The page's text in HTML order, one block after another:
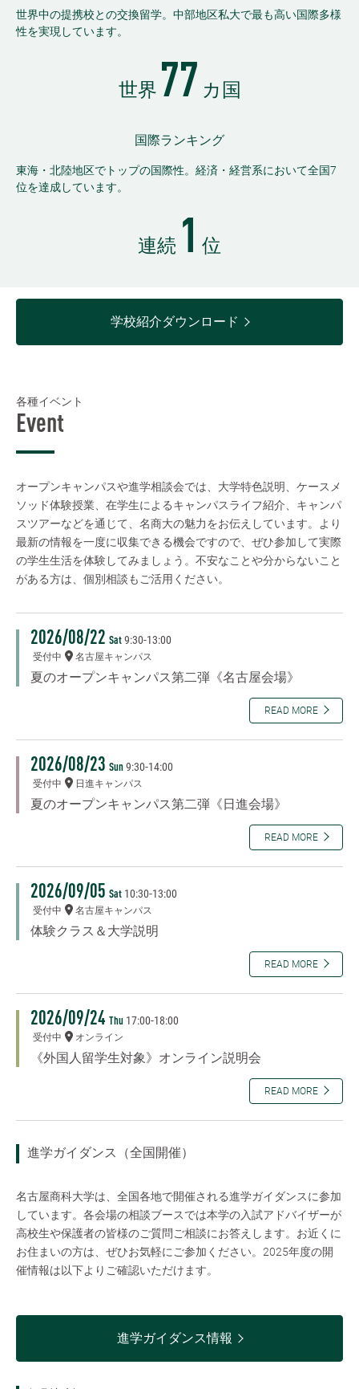
世界中の提携校との交換留学。中部地区私大で最も高い国際多様
性を実現しています。
世界 77 カ国
国際ランキング
東海・北陸地区でトップの国際性。経済・経営系において全国7
位を達成しています。
連続 1 位
学校紹介ダウンロード
各種イベント
Event
オープンキャンパスや進学相談会では、大学特色説明、ケースメ
ソッド体験授業、在学生によるキャンパスライフ紹介、キャンパ
スツアーなどを通じて、名商大の魅力をお伝えしています。より
最新の情報を一度に収集できる機会ですので、ぜひ参加して実際
の学生生活を体験してみましょう。不安なことや分からないこと
がある方は、個別相談もご活用ください。
2026/08/22 Sat 9:30-13:00
受付中 名古屋キャンパス
夏のオープンキャンパス第二弾《名古屋会場》
READ MORE
2026/08/23 Sun 9:30-14:00
受付中 日進キャンパス
夏のオープンキャンパス第二弾《日進会場》
READ MORE
2026/09/05 Sat 10:30-13:00
受付中 名古屋キャンパス
体験クラス＆大学説明
READ MORE
2026/09/24 Thu 17:00-18:00
受付中 オンライン
《外国人留学生対象》オンライン説明会
READ MORE
進学ガイダンス（全国開催）
名古屋商科大学は、全国各地で開催される進学ガイダンスに参加
しています。各会場の相談ブースでは本学の入試アドバイザーが
高校生や保護者の皆様のご質問ご相談にお答えします。お近くに
お住まいの方は、ぜひお気軽にご参加ください。2025年度の開
催情報は以下よりご確認いただけます。
進学ガイダンス情報